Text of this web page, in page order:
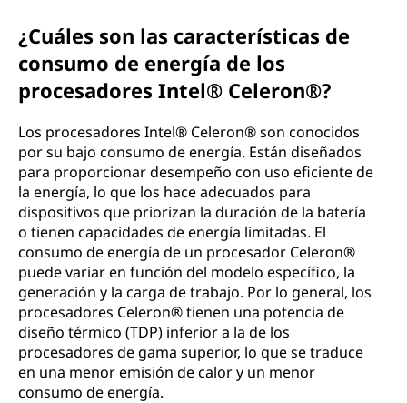
¿Cuáles son las características de
consumo de energía de los
procesadores Intel® Celeron®?
Los procesadores Intel® Celeron® son conocidos
por su bajo consumo de energía. Están diseñados
para proporcionar desempeño con uso eficiente de
la energía, lo que los hace adecuados para
dispositivos que priorizan la duración de la batería
o tienen capacidades de energía limitadas. El
consumo de energía de un procesador Celeron®
puede variar en función del modelo específico, la
generación y la carga de trabajo. Por lo general, los
procesadores Celeron® tienen una potencia de
diseño térmico (TDP) inferior a la de los
procesadores de gama superior, lo que se traduce
en una menor emisión de calor y un menor
consumo de energía.